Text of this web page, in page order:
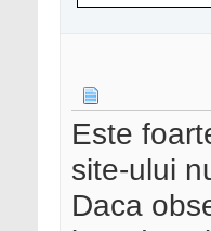
Este
site-ului
Daca